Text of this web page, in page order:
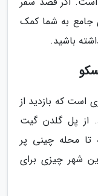
جامع به شما کمک
باشید.
است که بازدید از
از پل گلدن گیت
تا محله چینی پر
شهر چیزی برای